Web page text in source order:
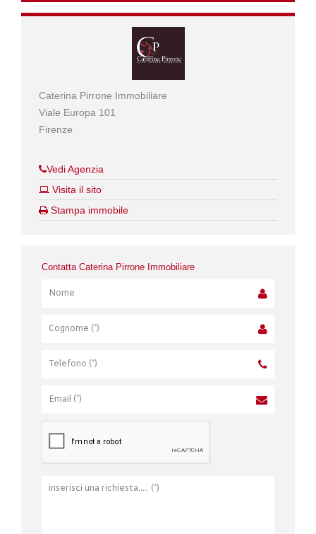
Caterina Pirrone Immobiliare
Viale Europa 101
Firenze
Vedi Agenzia
Visita il sito
Stampa immobile
Contatta Caterina Pirrone Immobiliare